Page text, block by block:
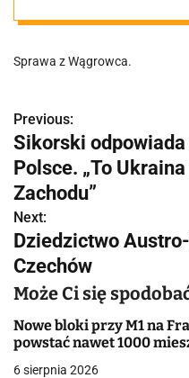
życie.
USG to
każdy
innej
trafiła
Sprawa z Wągrowca.
N
a
w
i
g
a
c
j
Previous:
Sikorski odpowiada
Polsce. „To
Zachodu”
Next:
Dziedzictwo
Czechów
Może Ci się
Nowe bloki przy M1 na
powstać nawet 1000
6 sierpnia 2026